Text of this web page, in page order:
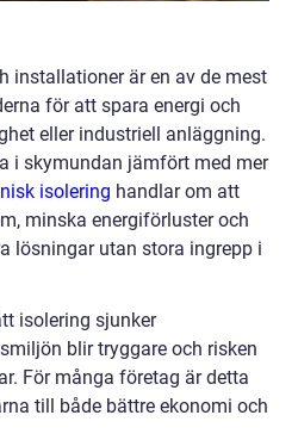
installationer är en av de mest
för att spara energi och
eller industriell anläggning.
i skymundan jämfört med mer
isolering handlar om att
minska energiförluster och
lösningar utan stora ingrepp i
isolering sjunker
blir tryggare och risken
För många företag är detta
till både bättre ekonomi och